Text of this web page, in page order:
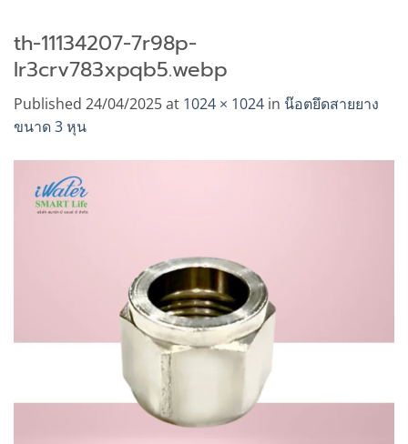
th-11134207-7r98p-
lr3crv783xpqb5.webp
Published 24/04/2025at 1024 × 1024 in น๊อตยึดสายยาง
ขนาด 3 หุน